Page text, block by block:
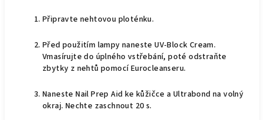
Připravte nehtovou ploténku.
Před použitím lampy naneste UV-Block Cream.
Vmasírujte do úplného vstřebání, poté odstraňte
zbytky z nehtů pomocí Eurocleanseru.
Naneste Nail Prep Aid ke kůžičce a Ultrabond na volný
okraj. Nechte zaschnout 20 s.